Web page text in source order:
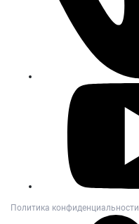
Политика конфиденциальности